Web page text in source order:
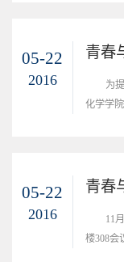
05-22
2016
为
化学学
05-22
2016
11
楼308会